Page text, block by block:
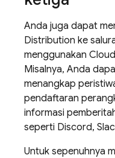
Anda juga dapat
Distribution ke
menggunakan
Misalnya, Anda
menangkap
pendaftaran
informasi
seperti Discord,
Untuk sepenuhnya